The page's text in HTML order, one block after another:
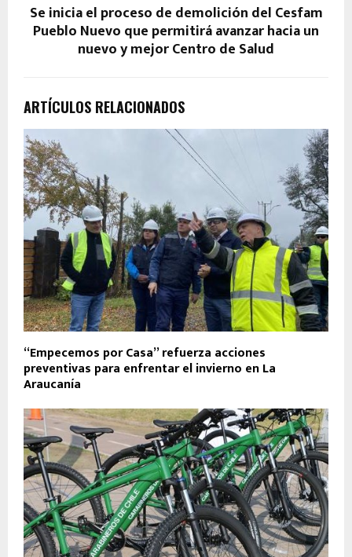
Se inicia el proceso de demolición del Cesfam
Pueblo Nuevo que permitirá avanzar hacia un
nuevo y mejor Centro de Salud
ARTÍCULOS RELACIONADOS
“Empecemos por Casa” refuerza acciones
preventivas para enfrentar el invierno en La
Araucanía